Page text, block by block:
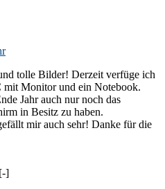
tolle Bilder! Derzeit verfüge ich
mit Monitor und ein Notebook.
Jahr auch nur noch das
in Besitz zu haben.
mir auch sehr! Danke für die
]